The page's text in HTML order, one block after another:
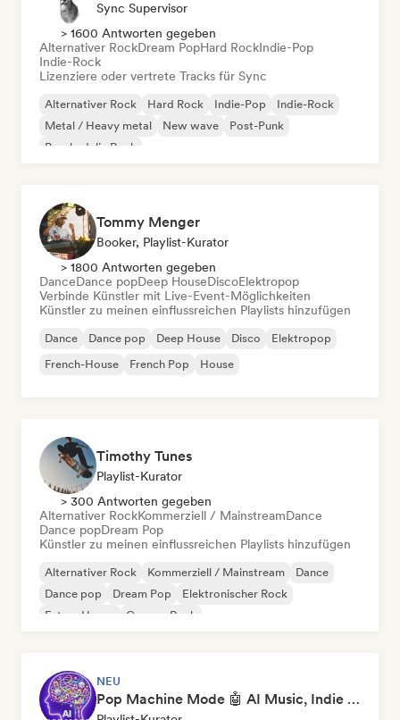
Sync Supervisor
> 1600 Antworten gegeben
Alternativer RockDream PopHard RockIndie-Pop
Indie-Rock
Lizenziere oder vertrete Tracks für Sync
Alternativer Rock Hard Rock Indie-Pop
Indie-Rock
Metal / Heavy metal
New wave
Post-Punk
Psychedelic Rock
Tommy Menger
Booker, Playlist-Kurator
> 1800 Antworten gegeben
DanceDance popDeep HouseDiscoElektropop
Verbinde Künstler mit Live-Event-Möglichkeiten
Künstler zu meinen einflussreichen Playlists hinzufügen
Dance Dance pop Deep House Disco
Elektropop
French-House
French Pop House
Timothy Tunes
Playlist-Kurator
> 300 Antworten gegeben
Alternativer RockKommerziell / MainstreamDance
Dance popDream Pop
Künstler zu meinen einflussreichen Playlists hinzufügen
Alternativer Rock Kommerziell / Mainstream
Dance
Dance pop
Dream Pop
Elektronischer Rock
Future House
Garage-Rock
NEU
Pop Machine Mode 🤖 AI Music, Indie Pop & Dream Pop